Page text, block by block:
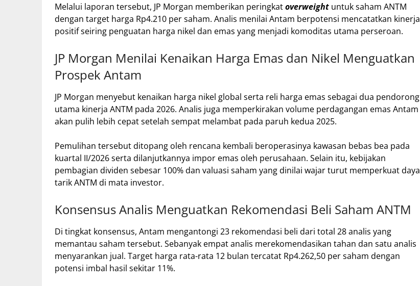
Melalui laporan tersebut, JP Morgan memberikan peringkatoverweight untuk saham ANTM
dengan target harga Rp4.210 per saham. Analis menilai Antam berpotensi mencatatkan kinerja
positif seiring penguatan harga nikel dan emas yang menjadi komoditas utama perseroan.
JP Morgan Menilai Kenaikan Harga Emas dan Nikel Menguatkan
Prospek Antam
JP Morgan menyebut kenaikan harga nikel global serta reli harga emas sebagai dua pendorong
utama kinerja ANTM pada 2026. Analis juga memperkirakan volume perdagangan emas Antam
akan pulih lebih cepat setelah sempat melambat pada paruh kedua 2025.
Pemulihan tersebut ditopang oleh rencana kembali beroperasinya kawasan bebas bea pada
kuartal II/2026 serta dilanjutkannya impor emas oleh perusahaan. Selain itu, kebijakan
pembagian dividen sebesar 100% dan valuasi saham yang dinilai wajar turut memperkuat daya
tarik ANTM di mata investor.
Konsensus Analis Menguatkan Rekomendasi Beli Saham ANTM
Di tingkat konsensus, Antam mengantongi 23 rekomendasi beli dari total 28 analis yang
memantau saham tersebut. Sebanyak empat analis merekomendasikan tahan dan satu analis
menyarankan jual. Target harga rata-rata 12 bulan tercatat Rp4.262,50 per saham dengan
potensi imbal hasil sekitar 11%.